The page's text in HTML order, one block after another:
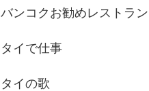
バンコクお勧めレストラン
タイで仕事
タイの歌